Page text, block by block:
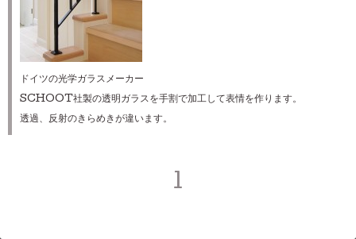
ドイツの光学ガラスメーカー
SCHOOT社製の透明ガラスを手割で加工して表情を作ります。
透過、反射のきらめきが違います。
1